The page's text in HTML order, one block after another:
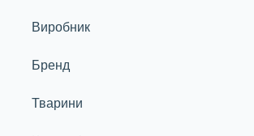
Виробник
Бренд
Тварини